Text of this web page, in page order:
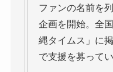
ファンの名前を
企画を開始。全
縄タイムス」に
で支援を募ってい